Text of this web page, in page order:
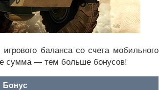
баланса со счета мобильного
сумма — тем больше бонусов!
Бонус